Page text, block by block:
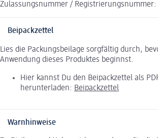
Zulassungsnummer / Registrierungsnummer:
Beipackzettel
Lies die Packungsbeilage sorgfältig durch,
Anwendung dieses Produktes beginnst.
Hier kannst Du den Beipackzettel als
herunterladen: Beipackzettel
Warnhinweise